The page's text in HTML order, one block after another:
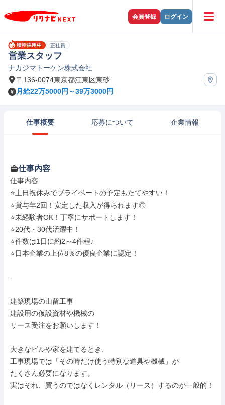
会員登録 ログイン
正社員
営業スタッフ
ナカジマトーケン株式会社
〒136-0074東京都江東区東砂
月給22万5000円～39万3000円
仕事概要 応募について 企業情報
仕事内容
仕事内容
⭐土日祝休みでプライベートの予定もたてやすい！
⭐賞与年2回！安定した収入が得られます◎
⭐未経験者OK！丁寧にサポートします！
⭐20代・30代活躍中！
⭐件数は1日に約2～4件程♪
⭐日本企業の上位8％の優良企業に認定！
-
建築現場の山留工事
建設用の仮設資材や機械の
リース受注をお願いします！
大きなビルや家を建てるとき、
工事現場では「その時だけ使う特別な道具や機械」が
たくさん必要になります。
実はそれ、買うのではなくレンタル（リース）するのが一般的！